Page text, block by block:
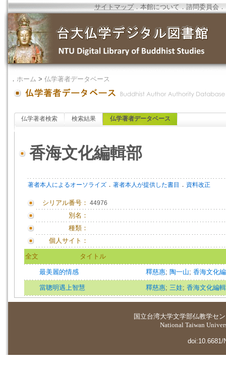
サイトマップ．本館について ．諮問委員会 ．
． ホーム > 仏学著者データベース
仏学著者検索 検索結果 仏学著者データベース
香海文化編輯部
著者本人によるオーソライズ ． 著者本人が提供した書目 ． 資料改正
シリアル番号： 44976
別名：
種類：
個人サイト：
全文 タイトル
最美麗的情感 釋慈惠; 陶一山; 香海文化
當聰明遇上智慧 釋慈惠; 三娃; 香海文化編
国立台湾大学文学部仏教学セ
National Taiwan
doi:10.6681/